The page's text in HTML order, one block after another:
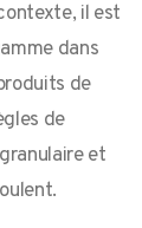
il est
dans
de
de
et